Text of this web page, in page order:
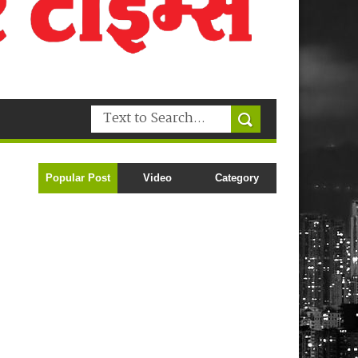
Popular Post Video Category